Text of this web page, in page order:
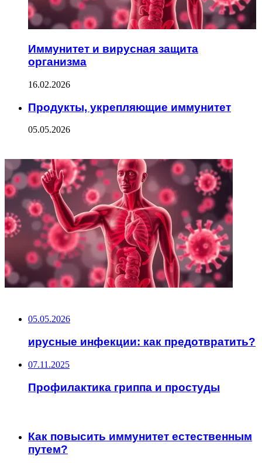
Иммунитет и вирусная защита
организма
16.02.2026
Продукты, укрепляющие иммунитет
05.05.2026
05.05.2026
ирусные инфекции: как предотвратить?
07.11.2025
Профилактика гриппа и простуды
Как повысить иммунитет естественным
путем?